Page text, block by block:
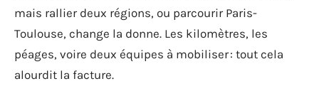
mais rallier deux régions, ou parcourir Paris-
Toulouse, change la donne. Les kilomètres, les
péages, voire deux équipes à mobiliser : tout cela
alourdit la facture.